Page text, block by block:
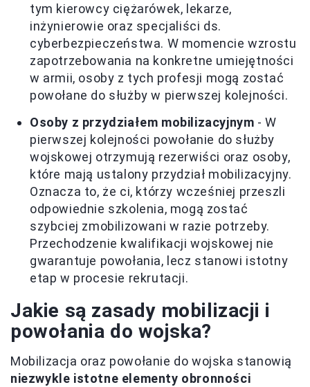
tym kierowcy ciężarówek, lekarze,
inżynierowie oraz specjaliści ds.
cyberbezpieczeństwa. W momencie wzrostu
zapotrzebowania na konkretne umiejętności
w armii, osoby z tych profesji mogą zostać
powołane do służby w pierwszej kolejności.
Osoby z przydziałem mobilizacyjnym - W
pierwszej kolejności powołanie do służby
wojskowej otrzymują rezerwiści oraz osoby,
które mają ustalony przydział mobilizacyjny.
Oznacza to, że ci, którzy wcześniej przeszli
odpowiednie szkolenia, mogą zostać
szybciej zmobilizowani w razie potrzeby.
Przechodzenie kwalifikacji wojskowej nie
gwarantuje powołania, lecz stanowi istotny
etap w procesie rekrutacji.
Jakie są zasady mobilizacji i
powołania do wojska?
Mobilizacja oraz powołanie do wojska stanowią
niezwykle istotne elementy obronności